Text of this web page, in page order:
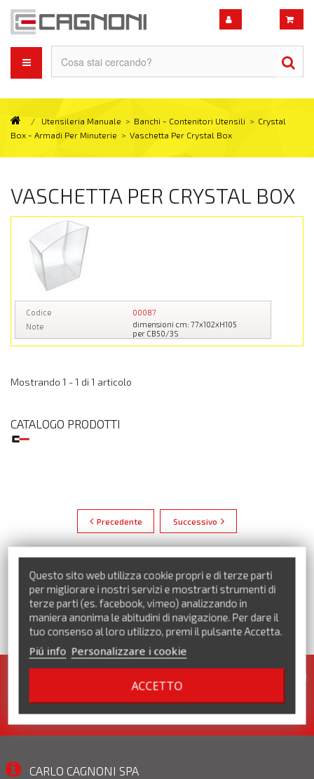
/ Utensileria Manuale > Banchi - Contenitori Utensili > Crystal
Box - Armadi Per Minuterie > Vaschetta Per Crystal Box
VASCHETTA PER CRYSTAL BOX
Codice
00087
Note
dimensioni cm: 77x102xH105
per CB50/3S
Mostrando 1 - 1 di 1 articolo
CATALOGO PRODOTTI
Precedente Successivo
VEDI TUTTI I MARCHI
Iscriviti alla nostra newsletter. Pronte per te tante promozioni!
Questo sito web utilizza cookie propri e di terze parti
per migliorare i nostri servizi e mostrarti strumenti di
terze parti (es. facebook, vimeo) analizzando in
maniera anonima le abitudini di navigazione. Per dare il
tuo consenso al loro utilizzo, premi il pulsante Accetta.
Piú info Personalizzare i cookie
ACCETTO
CARLO CAGNONI SPA